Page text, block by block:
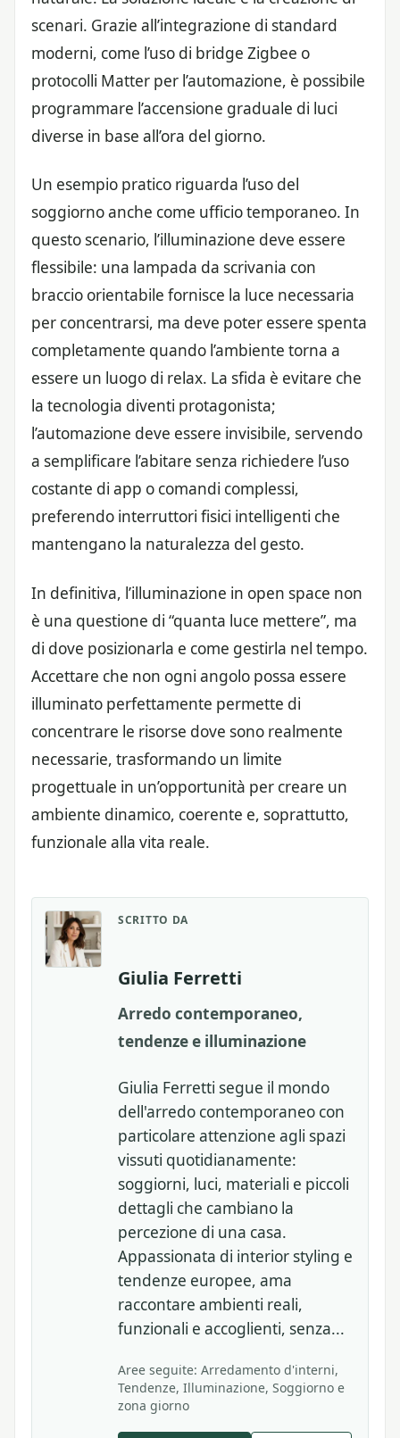
scenari. Grazie all’integrazione di standard
moderni, come l’uso di bridge Zigbee o
protocolli Matter per l’automazione, è possibile
programmare l’accensione graduale di luci
diverse in base all’ora del giorno.
Un esempio pratico riguarda l’uso del
soggiorno anche come ufficio temporaneo. In
questo scenario, l’illuminazione deve essere
flessibile: una lampada da scrivania con
braccio orientabile fornisce la luce necessaria
per concentrarsi, ma deve poter essere spenta
completamente quando l’ambiente torna a
essere un luogo di relax. La sfida è evitare che
la tecnologia diventi protagonista;
l’automazione deve essere invisibile, servendo
a semplificare l’abitare senza richiedere l’uso
costante di app o comandi complessi,
preferendo interruttori fisici intelligenti che
mantengano la naturalezza del gesto.
In definitiva, l’illuminazione in open space non
è una questione di “quanta luce mettere”, ma
di dove posizionarla e come gestirla nel tempo.
Accettare che non ogni angolo possa essere
illuminato perfettamente permette di
concentrare le risorse dove sono realmente
necessarie, trasformando un limite
progettuale in un’opportunità per creare un
ambiente dinamico, coerente e, soprattutto,
funzionale alla vita reale.
SCRITTO DA
Giulia Ferretti
Arredo contemporaneo,
tendenze e illuminazione
Giulia Ferretti segue il mondo
dell'arredo contemporaneo con
particolare attenzione agli spazi
vissuti quotidianamente:
soggiorni, luci, materiali e piccoli
dettagli che cambiano la
percezione di una casa.
Appassionata di interior styling e
tendenze europee, ama
raccontare ambienti reali,
funzionali e accoglienti, senza...
Aree seguite: Arredamento d'interni,
Tendenze, Illuminazione, Soggiorno e
zona giorno